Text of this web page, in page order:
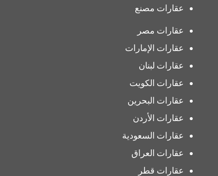
عقارات مصنع
عقارات مصر
عقارات الإمارات
عقارات لبنان
عقارات الكويت
عقارات البحرين
عقارات الأردن
عقارات السعودية
عقارات العراق
عقارات قطر